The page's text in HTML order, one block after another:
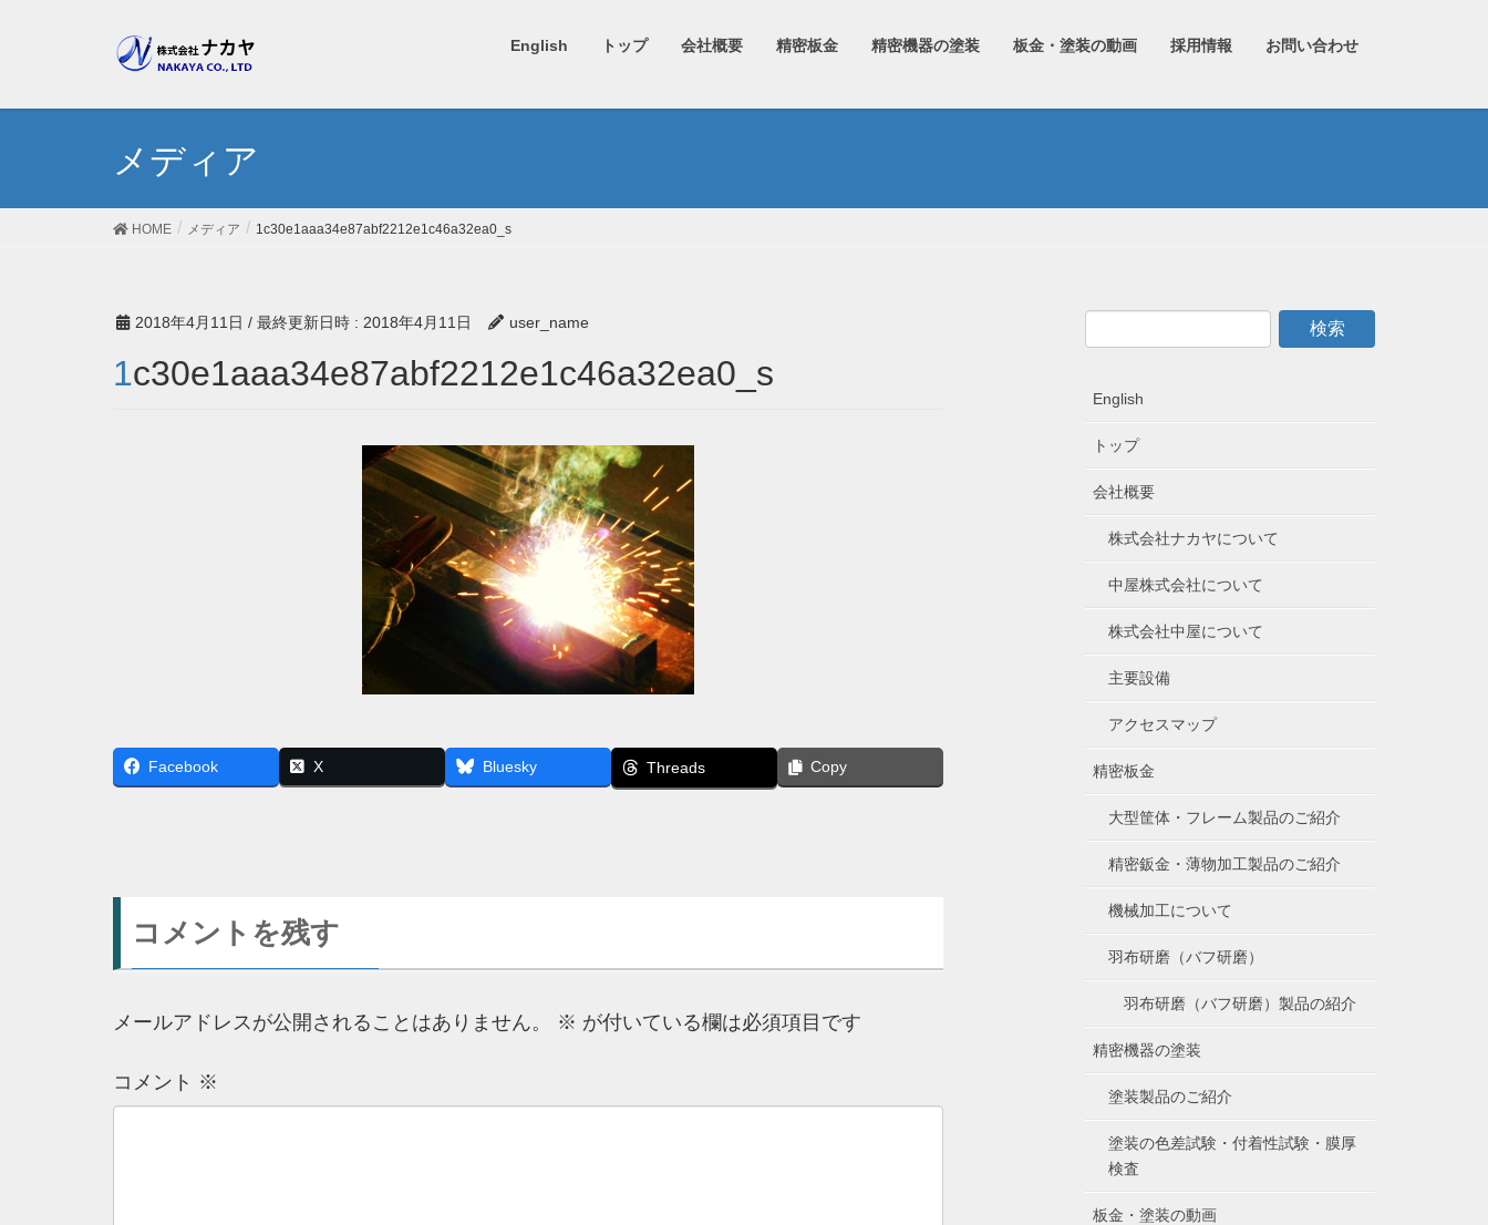
English トップ 会社概要 精密板金 精密機器の塗装 板金・塗装の動画 採用情報 お問い合わせ
メディア
HOME メディア 1c30e1aaa34e87abf2212e1c46a32ea0_s
2018年4月11日 / 最終更新日時 : 2018年4月11日 user_name
1c30e1aaa34e87abf2212e1c46a32ea0_s
Facebook X Bluesky Threads Copy
コメントを残す
メールアドレスが公開されることはありません。 ※ が付いている欄は必須項目です
コメント ※
English
トップ
会社概要
株式会社ナカヤについて
中屋株式会社について
株式会社中屋について
主要設備
アクセスマップ
精密板金
大型筐体・フレーム製品のご紹介
精密鈑金・薄物加工製品のご紹介
機械加工について
羽布研磨（バフ研磨）
羽布研磨（バフ研磨）製品の紹介
精密機器の塗装
塗装製品のご紹介
塗装の色差試験・付着性試験・膜厚
検査
板金・塗装の動画